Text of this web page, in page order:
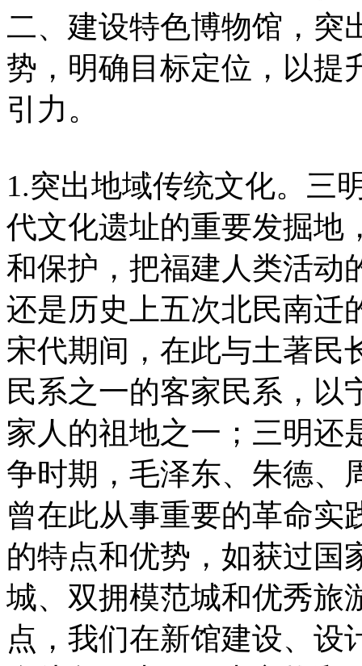
二、建设特色博物馆，突
势，明确目标定位，以提
引力。
1.突出地域传统文化。三
代文化遗址的重要发掘地
和保护，把福建人类活动
还是历史上五次北民南迁
宋代期间，在此与土著民
民系之一的客家民系，以
家人的祖地之一；三明还
争时期，毛泽东、朱德、
曾在此从事重要的革命实
的特点和优势，如获过国
城、双拥模范城和优秀旅
点，我们在新馆建设、设